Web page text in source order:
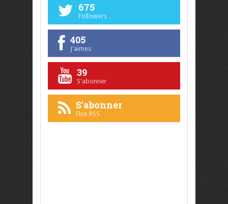
675
Followers
405
J'aimes
39
S'abonner
S'abonner
Flux RSS